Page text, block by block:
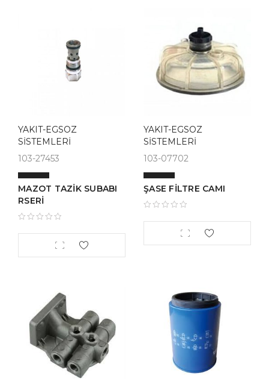
YAKIT-EGSOZ
SİSTEMLERİ
103-27453
MAZOT TAZİK SUBABI
RSERİ
YAKIT-EGSOZ
SİSTEMLERİ
103-07702
ŞASE FİLTRE CAMI